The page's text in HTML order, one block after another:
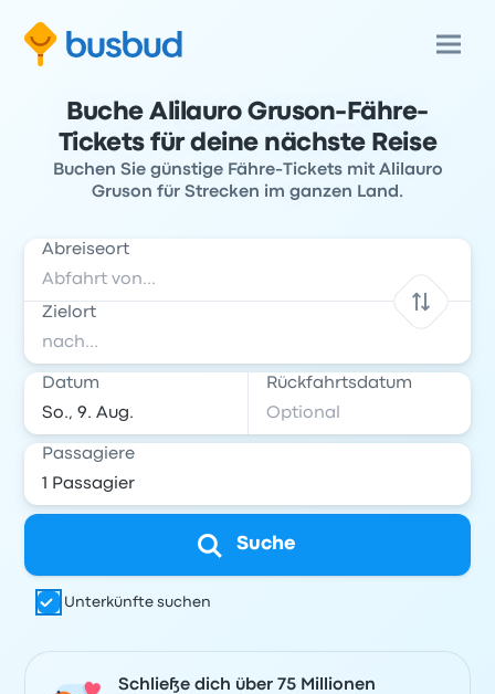
Buche Alilauro Gruson-Fähre-
Tickets für deine nächste Reise
Buchen Sie günstige Fähre-Tickets mit Alilauro
Gruson für Strecken im ganzen Land.
Abreiseort
Zielort
Datum Rückfahrtsdatum
Passagiere
Suche
Unterkünfte suchen
Schließe dich über 75 Millionen